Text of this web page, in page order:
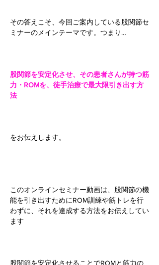
その答えこそ、今回ご案内している股関節セ
ミナーのメインテーマです。つまり…
股関節を安定化させ、その患者さんが持つ筋
力・ROMを、徒手治療で最大限引き出す方
法
をお伝えします。
このオンラインセミナー動画は、股関節の機
能を引き出すためにROM訓練や筋トレを行
わずに、それを達成する方法をお伝えしてい
ます
股関節を安定化させることでROMと筋力の